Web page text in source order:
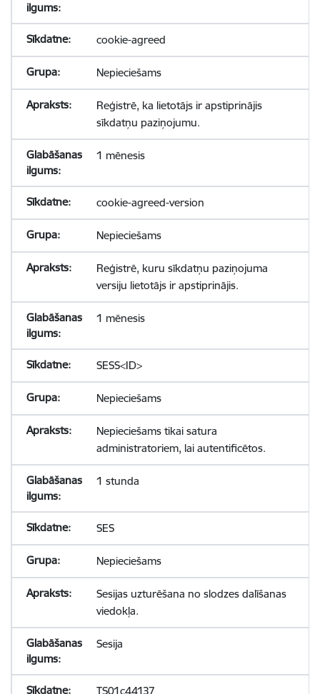
cookie-agreed
Nepieciešams
Reģistrē, ka lietotājs ir apstiprinājis
sīkdatņu paziņojumu.
1 mēnesis
cookie-agreed-version
Nepieciešams
Reģistrē, kuru sīkdatņu paziņojuma
versiju lietotājs ir apstiprinājis.
1 mēnesis
SESS<ID>
Nepieciešams
Nepieciešams tikai satura
administratoriem, lai autentificētos.
1 stunda
SES
Nepieciešams
Sesijas uzturēšana no slodzes dalīšanas
viedokļa.
Sesija
TS01c44137